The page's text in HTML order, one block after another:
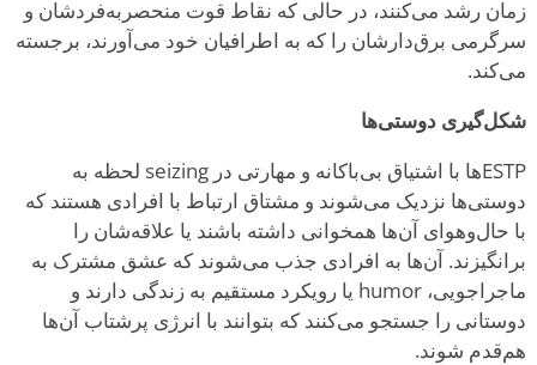
زمان رشد می‌کنند، در حالی که نقاط قوت منحصربه‌فردشان و
سرگرمی برق‌دارشان را که به اطرافیان خود می‌آورند، برجسته
می‌کند.
شکل‌گیری دوستی‌ها
ESTPها با اشتیاق بی‌باکانه و مهارتی در seizing لحظه به
دوستی‌ها نزدیک می‌شوند و مشتاق ارتباط با افرادی هستند که
با حال‌وهوای آن‌ها همخوانی داشته باشند یا علاقه‌شان را
برانگیزند. آن‌ها به افرادی جذب می‌شوند که عشق مشترک به
ماجراجویی، humor یا رویکرد مستقیم به زندگی دارند و
دوستانی را جستجو می‌کنند که بتوانند با انرژی پرشتاب آن‌ها
هم‌قدم شوند.